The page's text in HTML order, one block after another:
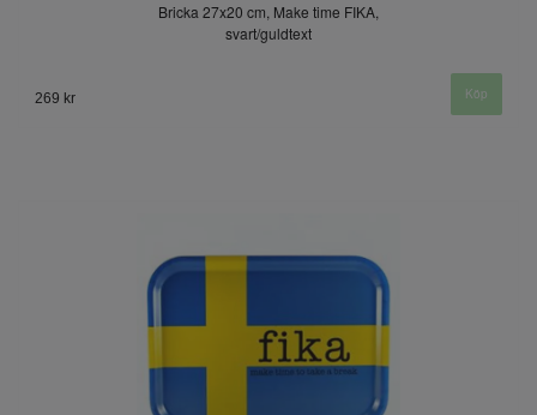
Bricka 27x20 cm, Make time FIKA,
svart/guldtext
269 kr